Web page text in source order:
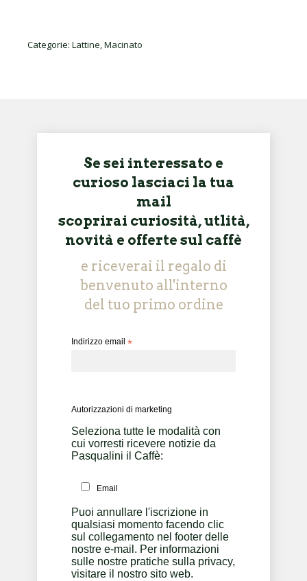
Categorie: Lattine,Macinato
Se sei interessato e
curioso lasciaci la tua
mail
scoprirai curiosità, utlità,
novità e offerte sul caffè
e riceverai il regalo di
benvenuto all'interno
del tuo primo ordine
Indirizzo email *
Autorizzazioni di marketing
Seleziona tutte le modalità con
cui vorresti ricevere notizie da
Pasqualini il Caffè:
Email
Puoi annullare l'iscrizione in
qualsiasi momento facendo clic
sul collegamento nel footer delle
nostre e-mail. Per informazioni
sulle nostre pratiche sulla privacy,
visitare il nostro sito web.